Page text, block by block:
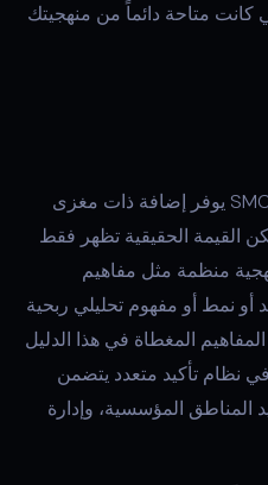
كانت متاحة دائماً من منهجيتك
فهم تجنب الأخطاء الشائعة في SMC يوفر إضافة ذات مغزى
القيمة الحقيقية تظهر فقط
منظمة مثل مفاهيم
أو نمط أو مفهوم تحليلي ربحية
المغطاة في هذا الدليل
نظام تأكيد متعدد يتضمن
المناطق المؤسسية، وإدارة